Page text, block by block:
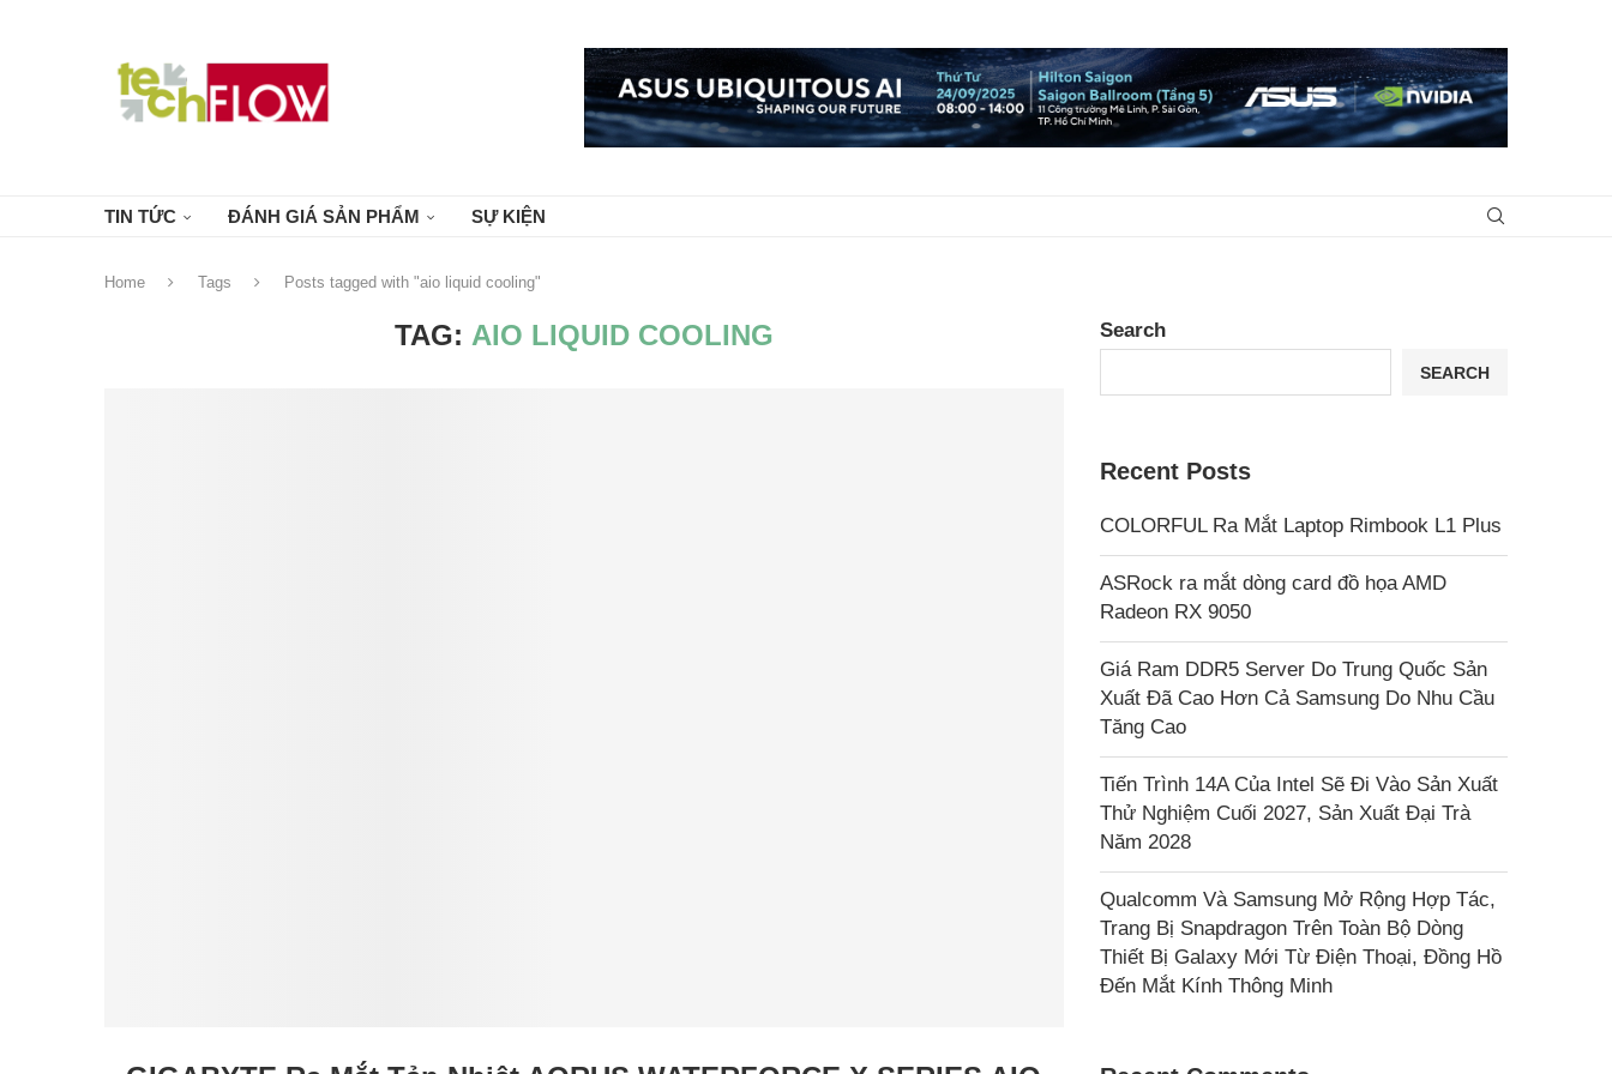
TIN TỨC ĐÁNH GIÁ SẢN PHẨM SỰ KIỆN
Home Tags Posts tagged with "aio liquid cooling"
TAG: AIO LIQUID COOLING Search
SEARCH
Recent Posts
COLORFUL Ra Mắt Laptop Rimbook L1 Plus
ASRock ra mắt dòng card đồ họa AMD
Radeon RX 9050
Giá Ram DDR5 Server Do Trung Quốc Sản
Xuất Đã Cao Hơn Cả Samsung Do Nhu Cầu
Tăng Cao
Tiến Trình 14A Của Intel Sẽ Đi Vào Sản Xuất
Thử Nghiệm Cuối 2027, Sản Xuất Đại Trà
Năm 2028
Qualcomm Và Samsung Mở Rộng Hợp Tác,
Trang Bị Snapdragon Trên Toàn Bộ Dòng
Thiết Bị Galaxy Mới Từ Điện Thoại, Đồng Hồ
Đến Mắt Kính Thông Minh